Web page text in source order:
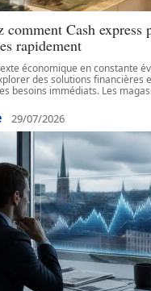
comment Cash express
rapidement
économique en constante
des solutions financières
besoins immédiats. Les
29/07/2026